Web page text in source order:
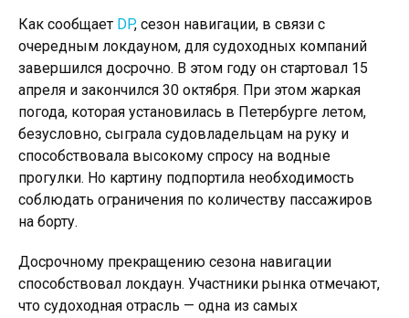
Как сообщает DP, сезон навигации, в связи с
очередным локдауном, для судоходных компаний
завершился досрочно. В этом году он стартовал 15
апреля и закончился 30 октября. При этом жаркая
погода, которая установилась в Петербурге летом,
безусловно, сыграла судовладельцам на руку и
способствовала высокому спросу на водные
прогулки. Но картину подпортила необходимость
соблюдать ограничения по количеству пассажиров
на борту.
Досрочному прекращению сезона навигации
способствовал локдаун. Участники рынка отмечают,
что судоходная отрасль — одна из самых